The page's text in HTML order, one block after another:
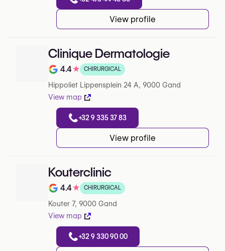
View profile
Clinique Dermatologie
Note de 4.4 sur 5 sur Google
4.4★ CHIRURGICAL
Hippoliet Lippensplein 24 A, 9000 Gand
View map
+32 9 335 37 83
View profile
Kouterclinic
Note de 4.4 sur 5 sur Google
4.4★ CHIRURGICAL
Kouter 7, 9000 Gand
View map
+32 9 330 90 00